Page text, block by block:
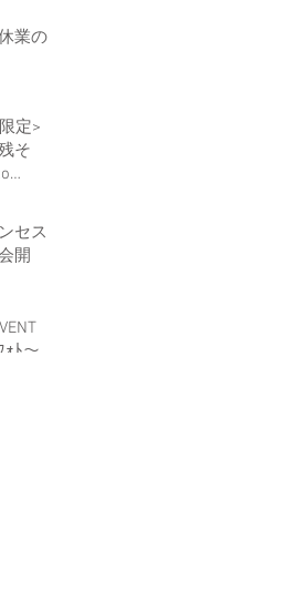
業の
定>
そ
セス
開
ｫﾄ～